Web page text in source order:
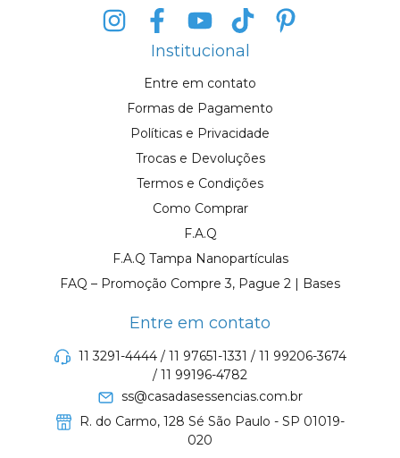
Institucional
Entre em contato
Formas de Pagamento
Políticas e Privacidade
Trocas e Devoluções
Termos e Condições
Como Comprar
F.A.Q
F.A.Q Tampa Nanopartículas
FAQ – Promoção Compre 3, Pague 2 | Bases
Entre em contato
11 3291-4444 / 11 97651-1331 / 11 99206-3674
/ 11 99196-4782
ss@casadasessencias.com.br
R. do Carmo, 128 Sé São Paulo - SP 01019-
020